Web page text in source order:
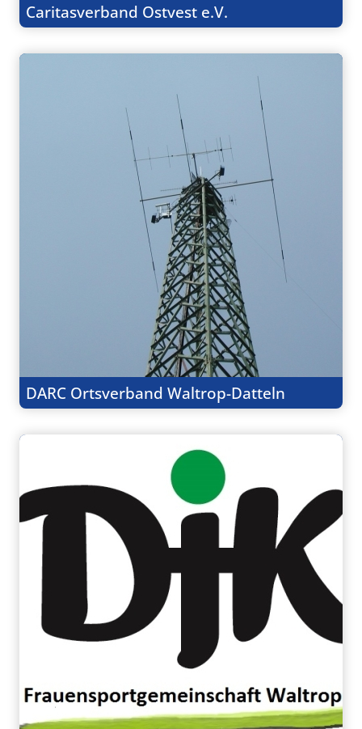
Caritasverband Ostvest e.V.
DARC Ortsverband Waltrop-Datteln